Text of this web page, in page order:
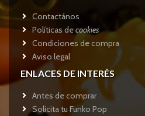
Contactános
Políticas decookies
Condiciones de compra
Aviso legal
ENLACES DE INTERÉS
Antes de comprar
Solicita tu Funko Pop